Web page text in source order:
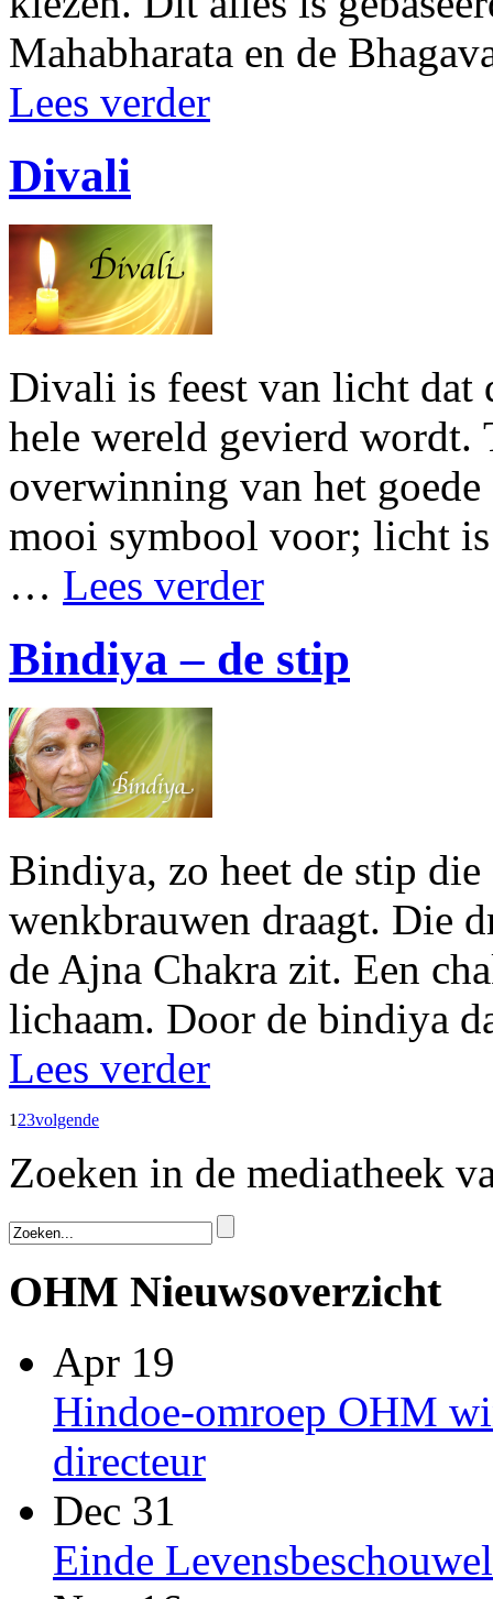
Mahabharata en de
Lees verder
Divali
Divali is feest van licht dat
hele wereld gevierd
overwinning van het
mooi symbool voor; licht
… Lees verder
Bindiya – de stip
Bindiya, zo heet de stip
wenkbrauwen draagt. Die
de Ajna Chakra zit. Een
lichaam. Door de bindiya
Lees verder
1 23volgende
Zoeken in de mediatheek
OHM Nieuwsoverzicht
Apr 19
Hindoe-omroep OHM
directeur
Dec 31
Einde